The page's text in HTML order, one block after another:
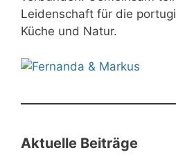
Leidenschaft für die
Küche und Natur.
Aktuelle Beiträge